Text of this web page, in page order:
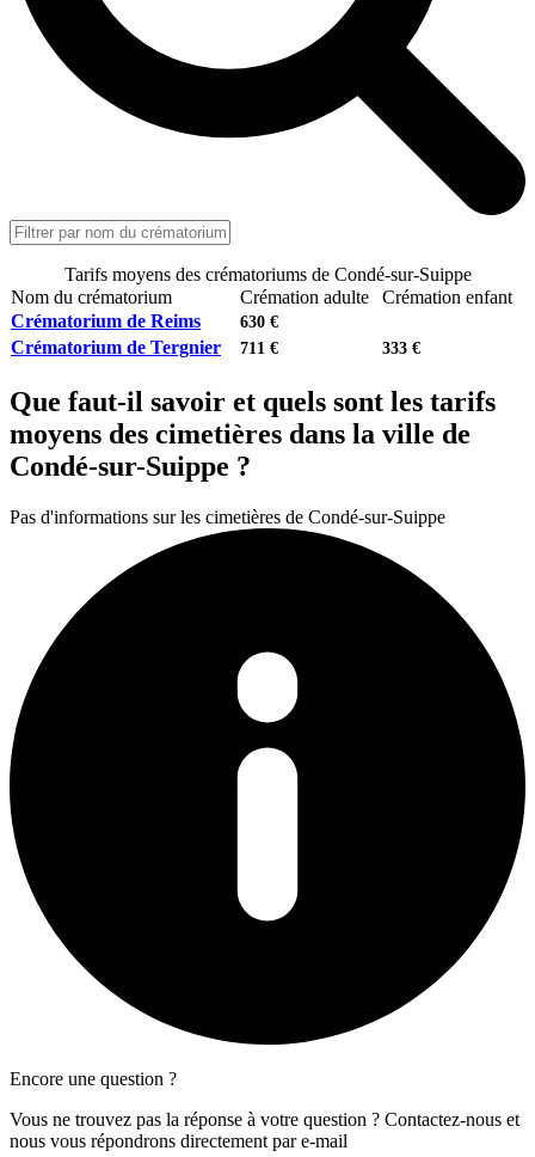
Tarifs moyens des crématoriums de Condé-sur-Suippe
Nom du crématorium
Crémation adulte
Crémation enfant
Crématorium de Reims
630 €
Crématorium de Tergnier 711 € 333 €
Que faut-il savoir et quels sont les tarifs
moyens des cimetières dans la ville de
Condé-sur-Suippe ?
Pas d'informations sur les cimetières de Condé-sur-Suippe
Encore une question ?
Vous ne trouvez pas la réponse à votre question ? Contactez-nous et
nous vous répondrons directement par e-mail